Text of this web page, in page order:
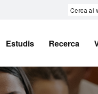
Cerca
Estudis Recerca